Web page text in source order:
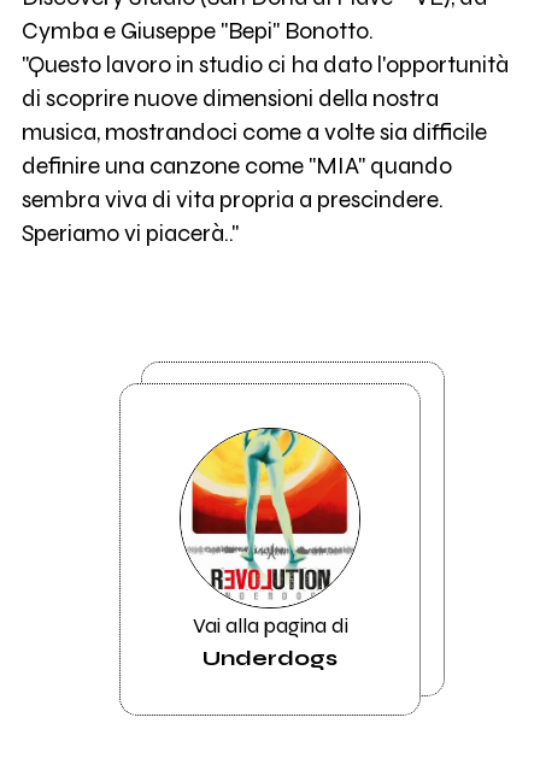
Cymba e Giuseppe "Bepi" Bonotto.
"Questo lavoro in studio ci ha dato l'opportunità
di scoprire nuove dimensioni della nostra
musica, mostrandoci come a volte sia difficile
definire una canzone come "MIA" quando
sembra viva di vita propria a prescindere.
Speriamo vi piacerà.."
Vai alla pagina di
Underdogs